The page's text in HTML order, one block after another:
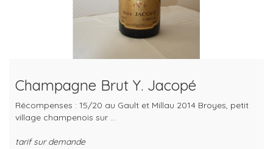
Champagne Brut Y. Jacopé
Récompenses : 15/20 au Gault et Millau 2014 Broyes, petit
village champenois sur ...
tarif sur demande